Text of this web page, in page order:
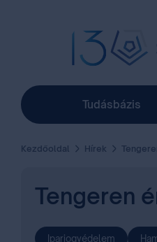
Tudásbázis
Kezdőoldal Hírek Tengeren érkezik
Tengeren
Iparjogvédelem